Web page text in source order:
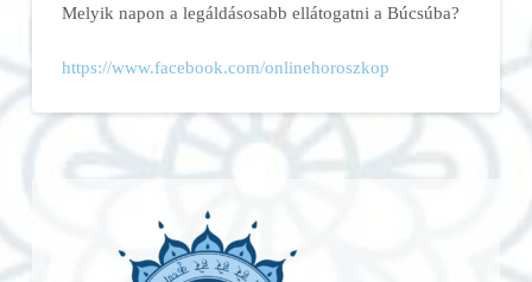
Melyik napon a legáldásosabb ellátogatni a Búcsúba?
https://www.facebook.com/onlinehoroszkop